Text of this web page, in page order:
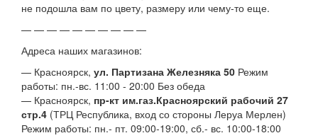
не подошла вам по цвету, размеру или чему-то еще.
— — — — — — — — — —
Адреса наших магазинов:
— Красноярск, ул. Партизана Железняка 50 Режим
работы: пн.-вс. 11:00 - 20:00 Без обеда
— Красноярск, пр-кт им.газ.Красноярский рабочий 27
стр.4 (ТРЦ Республика, вход со стороны Леруа Мерлен)
Режим работы: пн.- пт. 09:00-19:00, сб.- вс. 10:00-18:00